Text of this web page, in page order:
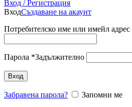
Вход / Регистрация
ВходСъздаване на акаунт
Потребителско име или имейл адрес
Парола *Задължително
Вход
Забравена парола?
Запомни ме